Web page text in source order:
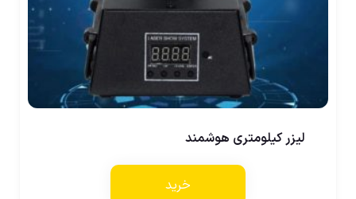
لیزر کیلومتری هوشمند
خرید